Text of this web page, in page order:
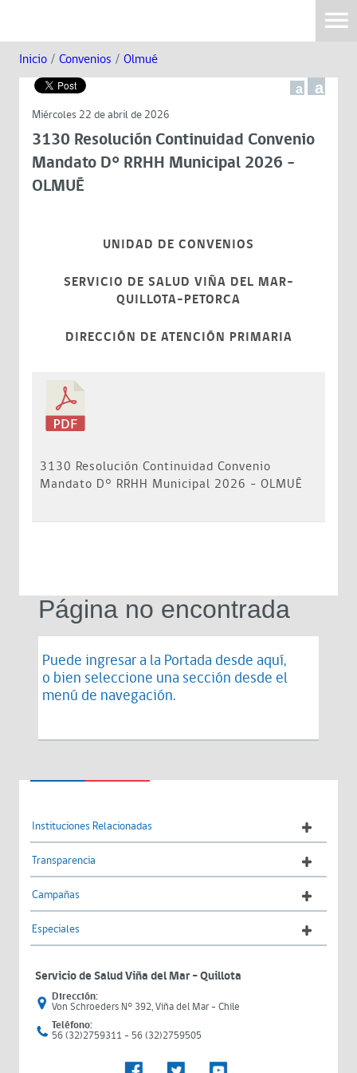
Inicio / Convenios / Olmué
a a
Miércoles 22 de abril de 2026
3130 Resolución Continuidad Convenio
Mandato D° RRHH Municipal 2026 -
OLMUÉ
UNIDAD DE CONVENIOS
SERVICIO DE SALUD VIÑA DEL MAR-
QUILLOTA-PETORCA
DIRECCIÓN DE ATENCIÓN PRIMARIA
3130 Resolución Continuidad Convenio
Mandato D° RRHH Municipal 2026 - OLMUÉ
Página no encontrada
Puede ingresar a la Portada desde aquí,
o bien seleccione una sección desde el
menú de navegación.
Instituciones Relacionadas
Transparencia
Campañas
Especiales
Servicio de Salud Viña del Mar – Quillota
Dirección:
Von Schroeders N° 392, Viña del Mar - Chile
Teléfono:
56 (32)2759311 - 56 (32)2759505